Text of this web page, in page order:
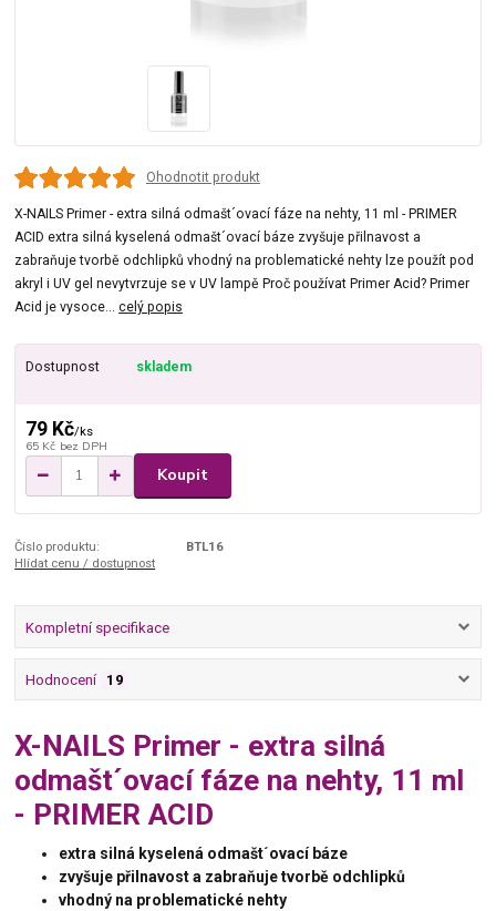
Ohodnotit produkt
X-NAILS Primer - extra silná odmašt´ovací fáze na nehty, 11 ml - PRIMER
ACID extra silná kyselená odmašt´ovací báze zvyšuje přilnavost a
zabraňuje tvorbě odchlipků vhodný na problematické nehty lze použít pod
akryl i UV gel nevytvrzuje se v UV lampě Proč používat Primer Acid? Primer
Acid je vysoce...celý popis
Dostupnost skladem
79 Kč/ks
65 Kč bez DPH
Koupit
Číslo produktu:
BTL16
Hlídat cenu / dostupnost
Kompletní specifikace
Hodnocení 19
X-NAILS Primer - extra silná
odmašt´ovací fáze na nehty, 11 ml
- PRIMER ACID
extra silná kyselená odmašt´ovací báze
zvyšuje přilnavost a zabraňuje tvorbě odchlipků
vhodný na problematické nehty